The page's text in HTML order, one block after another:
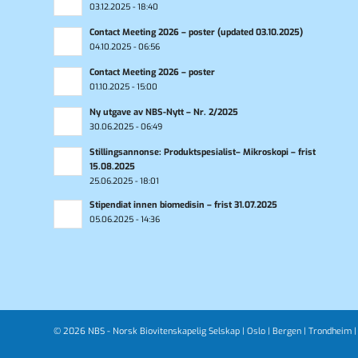
03.12.2025 - 18:40
Contact Meeting 2026 – poster (updated 03.10.2025)
04.10.2025 - 06:56
Contact Meeting 2026 – poster
01.10.2025 - 15:00
Ny utgave av NBS-Nytt – Nr. 2/2025
30.06.2025 - 06:49
Stillingsannonse: Produktspesialist– Mikroskopi – frist
15.08.2025
25.06.2025 - 18:01
Stipendiat innen biomedisin – frist 31.07.2025
05.06.2025 - 14:36
© 2026 NBS - Norsk Biovitenskapelig Selskap | Oslo | Bergen | Trondheim |